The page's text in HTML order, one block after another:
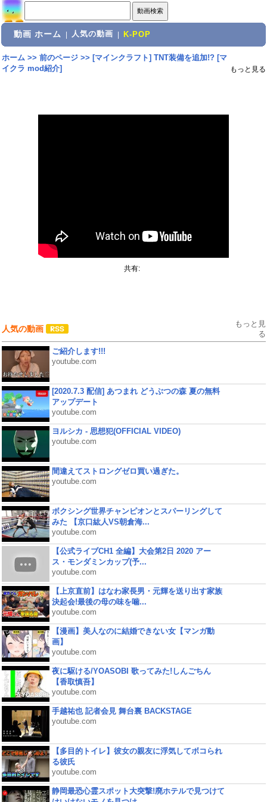
動画 ホーム 人気の動画 K-POP
ホーム>> 前のページ>> [マインクラフト] TNT装備を追加!? [マ
イクラ mod紹介]
もっと見る
共有:
人気の動画
もっと見
る
ご紹介します!!!
youtube.com
[2020.7.3 配信] あつまれ どうぶつの森 夏の無料
アップデート
youtube.com
ヨルシカ - 思想犯(OFFICIAL VIDEO)
youtube.com
間違えてストロングゼロ買い過ぎた。
youtube.com
ボクシング世界チャンピオンとスパーリングして
みた 【京口紘人VS朝倉海...
youtube.com
【公式ライブCH1 全編】大会第2日 2020 アー
ス・モンダミンカップ(予...
youtube.com
【上京直前】はなわ家長男・元輝を送り出す家族
決起会!最後の母の味を噛...
youtube.com
【漫画】美人なのに結婚できない女【マンガ動
画】
youtube.com
夜に駆ける/YOASOBI 歌ってみた!しんごちん
【香取慎吾】
youtube.com
手越祐也 記者会見 舞台裏 BACKSTAGE
youtube.com
【多目的トイレ】彼女の親友に浮気してボコられ
る彼氏
youtube.com
静岡最恐心霊スポット大突撃!廃ホテルで見つけて